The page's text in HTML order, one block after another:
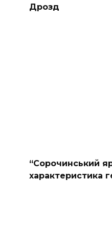
Дрозд
“Сорочинський
характеристика